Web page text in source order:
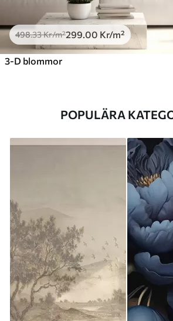
498.33Kr/m²299 .00 Kr/m²
3-D blommor
POPULÄRA